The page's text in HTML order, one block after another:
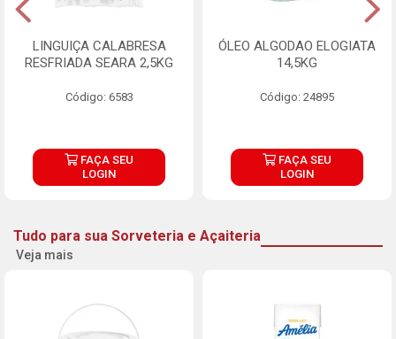
LINGUIÇA CALABRESA
RESFRIADA SEARA 2,5KG
Código: 6583
FAÇA SEU
LOGIN
ÓLEO ALGODAO ELOGIATA
14,5KG
Código: 24895
FAÇA SEU
LOGIN
Tudo para sua Sorveteria e Açaiteria
Veja mais